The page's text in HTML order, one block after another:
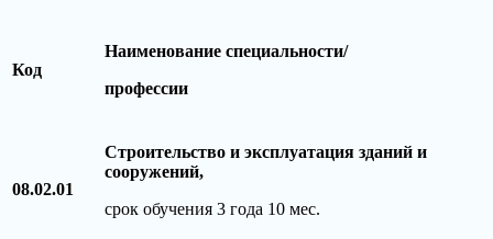
Код
Наименование специальности/
профессии
08.02.01
Строительство и эксплуатация зданий и
сооружений,
срок обучения 3 года 10 мес.